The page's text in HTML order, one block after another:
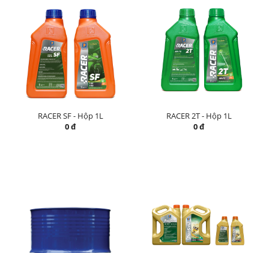
RACER SF - Hộp 1L
0 đ
RACER 2T - Hộp 1L
0 đ